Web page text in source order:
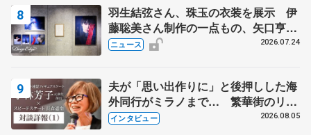
羽生結弦さん、珠玉の衣装を展示 伊
藤聡美さん制作の一点もの、矢口亨さ
んが撮影
ニュース 2026.07.24
夫が「思い出作りに」と後押しした海
外同行がミラノまで… 繁華街のリン
クでは不良のお兄さんも味方に 小林
インタビュー 2026.08.05